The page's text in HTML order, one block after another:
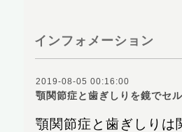
インフォメーション
2019-08-05 00:16:00
顎関節症と歯ぎしりを鏡でセ
顎関節症と歯ぎしりは